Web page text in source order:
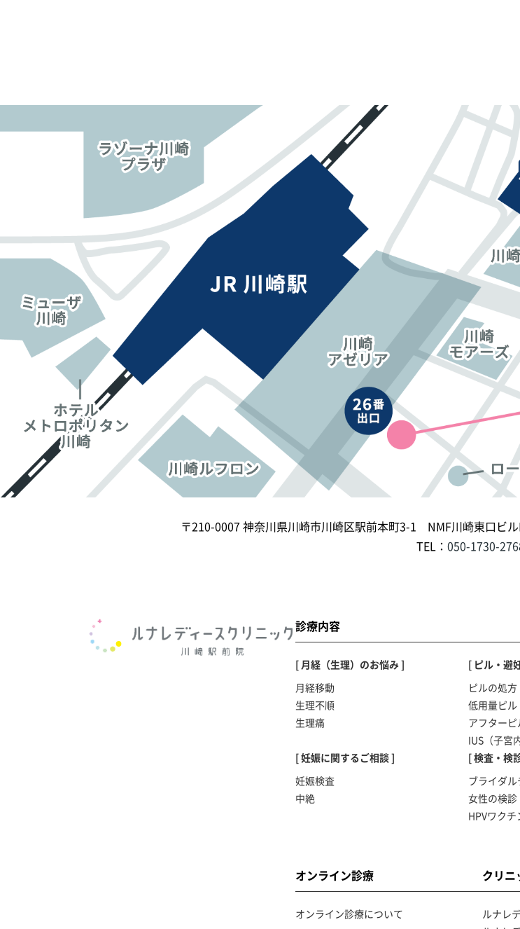
〒210-0007 神奈川県川崎市川崎区駅前本町3-1 NMF川崎東口ビ
TEL： 050-1730-
診療内容
[ 月経（生理）のお悩み ]
月経移動
生理不順
生理痛
[ ピル・避
ピルの処方
低用量ピル
アフターピ
IUS（子宮
[ 妊娠に関するご相談 ]
妊娠検査
中絶
[ 検査・検
ブライダル
女性の検診
HPVワクチ
オンライン診療
オンライン診療について
クリニ
ルナレ